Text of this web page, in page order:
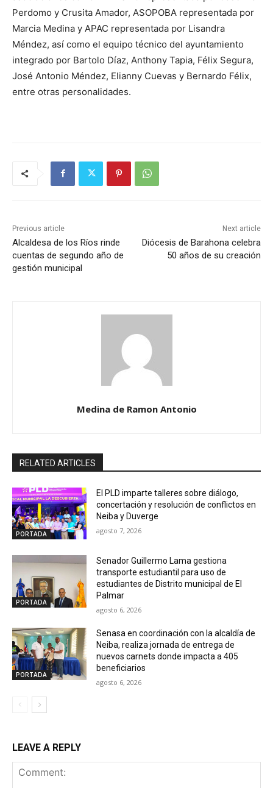
Perdomo y Crusita Amador, ASOPOBA representada por
Marcia Medina y APAC representada por Lisandra
Méndez, así como el equipo técnico del ayuntamiento
integrado por Bartolo Díaz, Anthony Tapia, Félix Segura,
José Antonio Méndez, Elianny Cuevas y Bernardo Félix,
entre otras personalidades.
Previous article
Alcaldesa de los Ríos rinde
cuentas de segundo año de
gestión municipal
Next article
Diócesis de Barahona celebra
50 años de su creación
Medina de Ramon Antonio
RELATED ARTICLES
PORTADA
El PLD imparte talleres sobre diálogo,
concertación y resolución de conflictos en
Neiba y Duverge
agosto 7, 2026
PORTADA
Senador Guillermo Lama gestiona
transporte estudiantil para uso de
estudiantes de Distrito municipal de El
Palmar
agosto 6, 2026
PORTADA
Senasa en coordinación con la alcaldía de
Neiba, realiza jornada de entrega de
nuevos carnets donde impacta a 405
beneficiarios
agosto 6, 2026
LEAVE A REPLY